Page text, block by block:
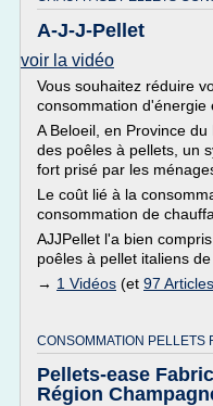
A-J-J-Pellet
voir la vidéo
Vous souhaitez réduire
consommation
A Beloeil, en Province
des poêles à pellets, un
fort prisé par les
Le coût lié à la
consommation de
AJJPellet l'a bien
poêles à pellet italiens
→ 1 Vidéos (et 97 Articles
CONSOMMATION PELLETS
Pellets-ease
Région